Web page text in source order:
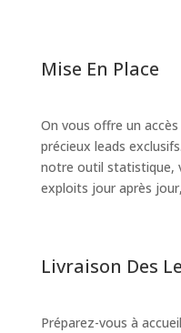
Mise En Place
On vous offre un
précieux leads
notre outil statistique,
exploits jour après
Livraison Des
Préparez-vous à